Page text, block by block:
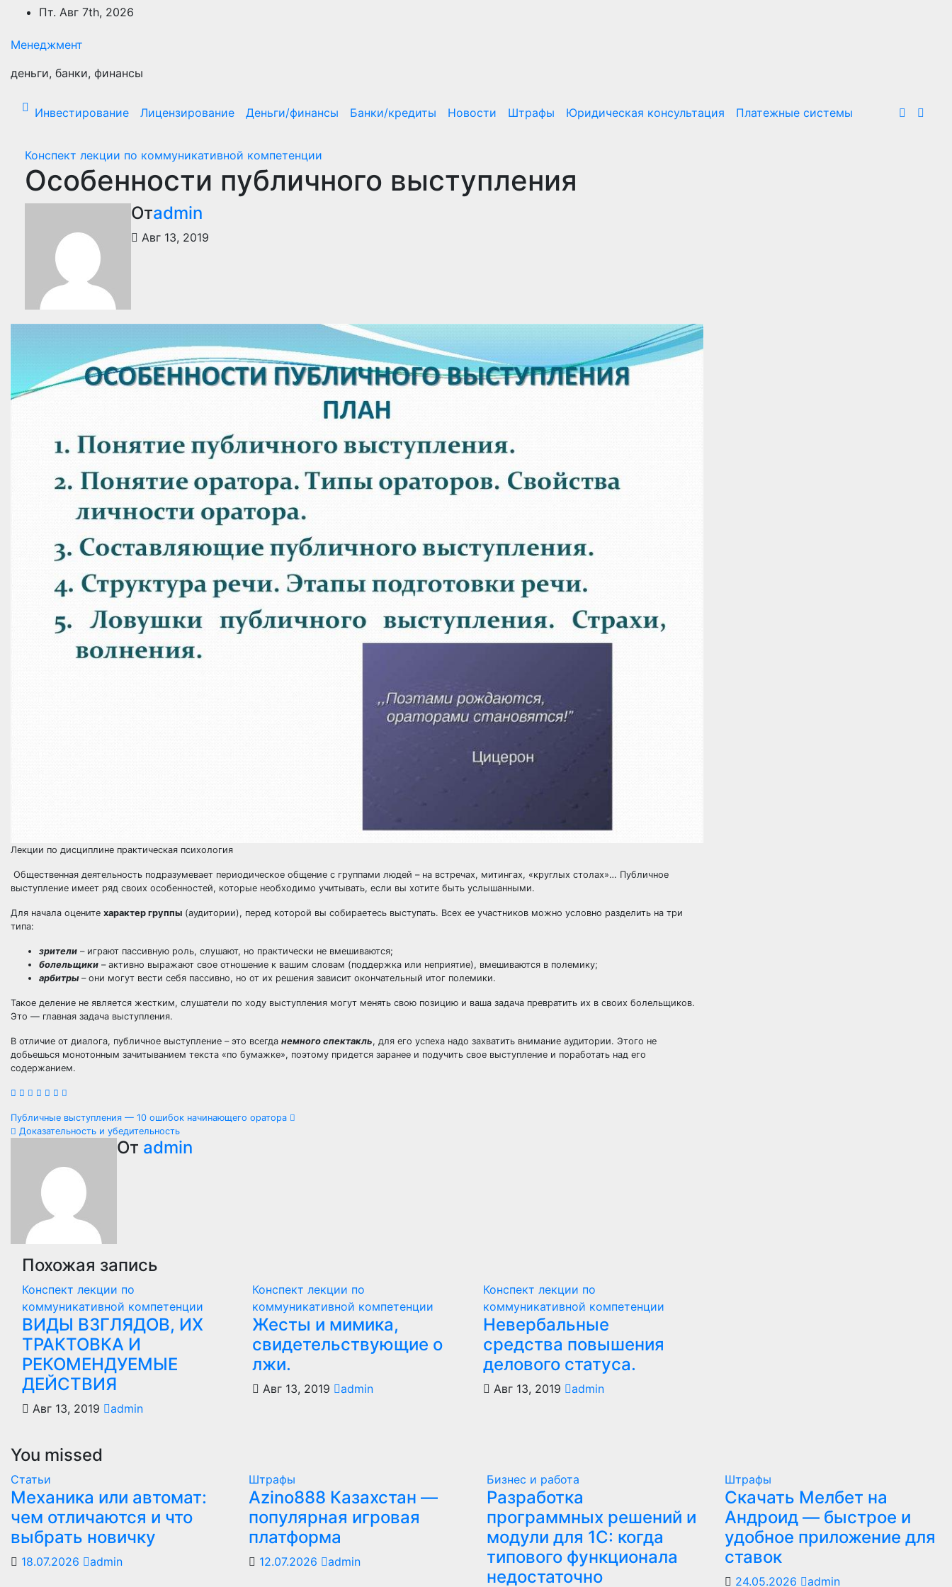
Перейти
содержимому
Пт. Авг 7th, 2026
Менеджмент
деньги, банки, финансы
Инвестирование Лицензирование Деньги/финансы Банки/кредиты Новости Штрафы Юридическая консультация Платежные системы
Конспект лекции по коммуникативной компетенции
Особенности публичного выступления
Отadmin
Авг 13, 2019
Лекции по дисциплине практическая психология
Общественная деятельность подразумевает периодическое общение с группами людей – на встречах, митингах, «круглых столах»… Публичное
выступление имеет ряд своих особенностей, которые необходимо учитывать, если вы хотите быть услышанными.
Для начала оцените характер группы (аудитории), перед которой вы собираетесь выступать. Всех ее участников можно условно разделить на три
типа:
зрители – играют пассивную роль, слушают, но практически не вмешиваются;
болельщики – активно выражают свое отношение к вашим словам (поддержка или неприятие), вмешиваются в полемику;
арбитры– они могут вести себя пассивно, но от их решения зависит окончательный итог полемики.
Такое деление не является жестким, слушатели по ходу выступления могут менять свою позицию и ваша задача превратить их в своих болельщиков.
Это — главная задача выступления.
В отличие от диалога, публичное выступление – это всегда немного спектакль, для его успеха надо захватить внимание аудитории. Этого не
добьешься монотонным зачитыванием текста «по бумажке», поэтому придется заранее и подучить свое выступление и поработать над его
содержанием.
Навигация
записям
Публичные выступления — 10 ошибок начинающего оратора
Доказательность и убедительность
От admin
Похожая запись
Конспект лекции по
коммуникативной компетенции
ВИДЫ ВЗГЛЯДОВ, ИХ
ТРАКТОВКА И
РЕКОМЕНДУЕМЫЕ
ДЕЙСТВИЯ
Авг 13, 2019 admin
Конспект лекции по
коммуникативной компетенции
Жесты и мимика,
свидетельствующие о
лжи.
Авг 13, 2019 admin
Конспект лекции по
коммуникативной компетенции
Невербальные
средства повышения
делового статуса.
Авг 13, 2019 admin
You missed
Статьи
Механика или автомат:
чем отличаются и что
выбрать новичку
18.07.2026 admin
Штрафы
Azino888 Казахстан —
популярная игровая
платформа
12.07.2026 admin
Бизнес и работа
Разработка
программных решений и
модули для 1С: когда
типового функционала
недостаточно
Штрафы
Скачать Мелбет на
Андроид — быстрое и
удобное приложение для
ставок
24.05.2026 admin